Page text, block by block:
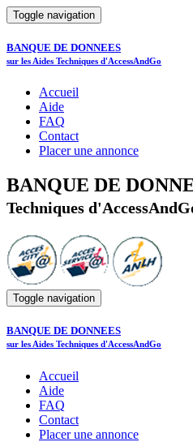
Toggle navigation
BANQUE DE DONNEES
sur les Aides Techniques d'AccessAndGo
Accueil
Aide
FAQ
Contact
Placer une annonce
BANQUE DE
Techniques
Toggle navigation
BANQUE DE DONNEES
sur les Aides Techniques d'AccessAndGo
Accueil
Aide
FAQ
Contact
Placer une annonce